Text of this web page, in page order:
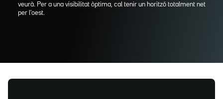
veurà. Per a una visibilitat òptima, cal tenir un horitzó totalment net
per l'oest.